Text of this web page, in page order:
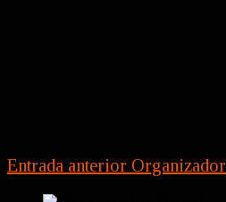
Entrada anterior Organizador